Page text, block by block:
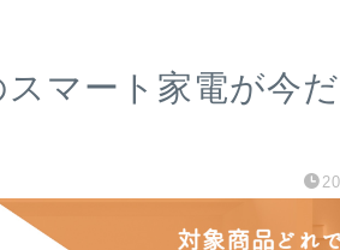
スマート家電が今